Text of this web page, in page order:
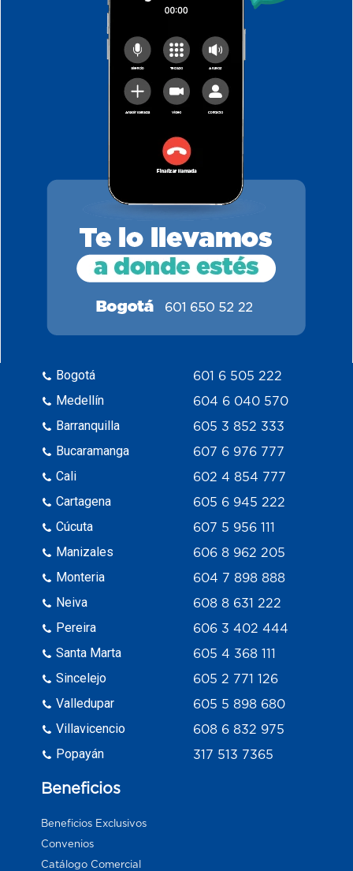
Bogotá
Medellín
Barranquilla
Bucaramanga
Cali
Cartagena
Cúcuta
Manizales
Monteria
Neiva
Pereira
Santa Marta
Sincelejo
Valledupar
Villavicencio
Popayán
601 6 505 222
604 6 040 570
605 3 852 333
607 6 976 777
602 4 854 777
605 6 945 222
607 5 956 111
606 8 962 205
604 7 898 888
608 8 631 222
606 3 402 444
605 4 368 111
605 2 771 126
605 5 898 680
608 6 832 975
317 513 7365
Beneficios
Beneficios Exclusivos
Convenios
Catálogo Comercial